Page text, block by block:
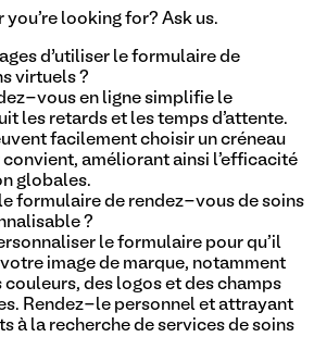
you're looking for? Ask us.
d’utiliser le formulaire de
virtuels ?
vous en ligne simplifie le
les retards et les temps d'attente.
facilement choisir un créneau
convient, améliorant ainsi l'efficacité
globales.
formulaire de rendez-vous de soins
?
le formulaire pour qu'il
image de marque, notamment
couleurs, des logos et des champs
Rendez-le personnel et attrayant
à la recherche de services de soins